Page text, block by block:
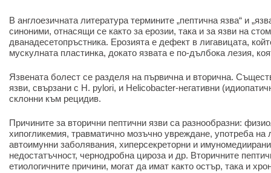
В англоезичната литература термините „пептична язва“ и
синоними, отнасящи се както за ерозии, така и за язви на
дванадесетопръстника. Ерозията е дефект в лигавицата,
мускулната пластинка, докато язвата е по-дълбока лезия,
Язвената болест се разделя на първична и вторична.
язви, свързани с H. pylori, и Helicobacter-негативни
склонни към рецидив.
Причините за вторични пептични язви са разнообразни:
хипогликемия, травматично мозъчно увреждане, употреба на
автоимунни заболявания, хиперсекреторни и
недостатъчност, чернодробна цироза и др. Вторичните
етиологичните причини, могат да имат както остър, така и